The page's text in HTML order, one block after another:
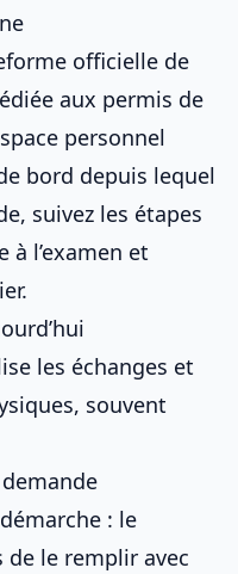
officielle de
aux permis de
personnel
bord depuis lequel
suivez les étapes
l’examen et
les échanges et
souvent
: le
le remplir avec